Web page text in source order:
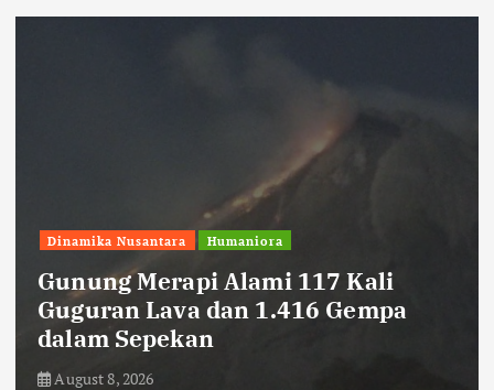
Sepak Bola
Persib Datangkan Bek Tengah
Kroasia, Danijel Loncar
August 8, 2026